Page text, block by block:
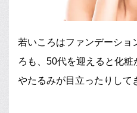
若いころはファンデーショ
ろも、50代を迎えると化
やたるみが目立ったりして